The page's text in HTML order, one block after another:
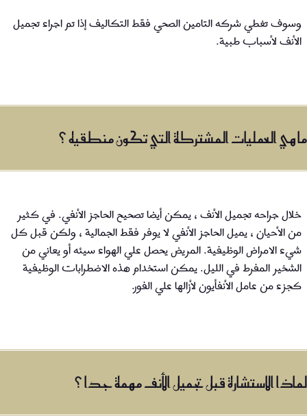
وسوف تغطي شركه التامين الصحي فقط التكاليف إذا تم اجراء تجميل
الأنف لأسباب طبية.
ما هي العمليات المشتركة التي تكون منطقيه ؟
خلال جراحه تجميل الأنف ، يمكن أيضا تصحيح الحاجز الأنفي. في كثير
من الأحيان ، يميل الحاجز الأنفي لا يوفر فقط الجمالية ، ولكن قبل كل
شيء الامراض الوظيفية. المريض يحصل علي الهواء سيئه أو يعاني من
الشخير المفرط في الليل. يمكن استخدام هذه الاضطرابات الوظيفية
كجزء من عامل الأنفأيون لأزالها علي الفور.
لماذا الاستشارة قبل تجميل الأنف مهمة جدا ؟